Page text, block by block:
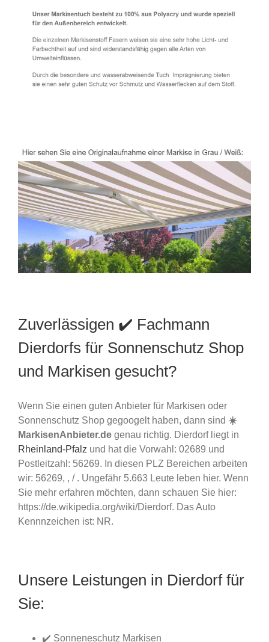
Zuverlässigen ✔️ Fachmann
Dierdorfs für Sonnenschutz Shop
und Markisen gesucht?
Wenn Sie einen guten Anbieter für Markisen oder
Sonnenschutz Shop gegoogelt haben, dann sind ☀️
MarkisenAnbieter.de genau richtig. Dierdorf liegt in
Rheinland-Pfalz und hat die Vorwahl: 02689 und
Postleitzahl: 56269. In diesen PLZ Bereichen arbeiten
wir: 56269, , / . Ungefähr 5.663 Leute leben hier. Wenn
Sie mehr erfahren möchten, dann schauen Sie hier:
https://de.wikipedia.org/wiki/Dierdorf. Das Auto
Kennnzeichen ist: NR.
Unsere Leistungen in Dierdorf für
Sie:
✔️ Sonneneschutz Markisen